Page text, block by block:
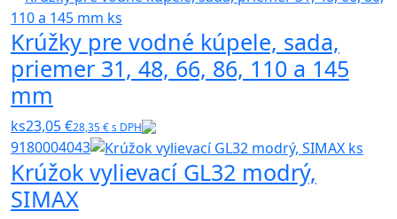
Krúžky pre vodné kúpele, sada,
priemer 31, 48, 66, 86, 110 a 145
mm
ks23,05 €28,35 € s DPH
9180004043
Krúžok vylievací GL32 modrý,
SIMAX